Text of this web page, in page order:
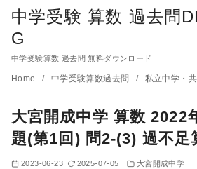
中学受験 算数 過去問
G
中学受験算数 過去問 無料ダウンロード
Home 中学受験算数過去問 私立中学・
大宮開成中学 算数 2022
題(第1回) 問2-(3) 過不足
2023-06-23 2025-07-05 大宮開成中学